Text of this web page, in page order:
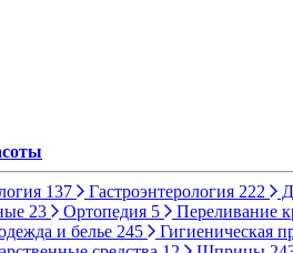
137 Гастроэнтерология 222
23 Ортопедия 5 Переливание
и белье 245 Гигиеническая